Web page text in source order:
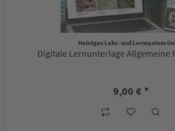
Heintges Lehr- und Lernsystem
Digitale Lernunterlage Allgemeine
9,00 € *